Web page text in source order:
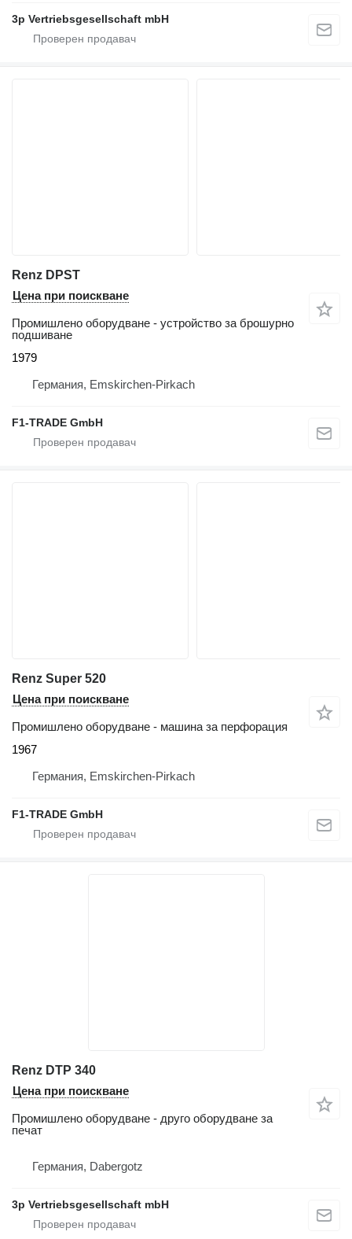
3p Vertriebsgesellschaft mbH
Renz DPST
Цена при поискване
Промишлено оборудване - устройство за брошурно
подшиване
1979
Германия, Emskirchen-Pirkach
F1-TRADE GmbH
Renz Super 520
Цена при поискване
Промишлено оборудване - машина за перфорация
1967
Германия, Emskirchen-Pirkach
F1-TRADE GmbH
Renz DTP 340
Цена при поискване
Промишлено оборудване - друго оборудване за
печат
Германия, Dabergotz
3p Vertriebsgesellschaft mbH